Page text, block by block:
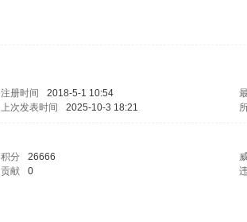
注册时间 2018-5-1 10:54
上次发表时间 2025-10-3 18:21
积分 26666
贡献 0